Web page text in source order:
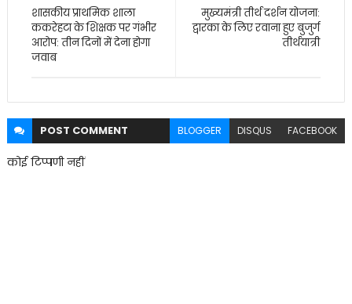
मुख्यमंत्री तीर्थ दर्शन योजना:
द्वारका के लिए रवाना हुए बुजुर्ग
तीर्थयात्री
शासकीय प्राथमिक शाला
ककरेहटा के शिक्षक पर गंभीर
आरोप: तीन दिनों में देना होगा
जवाब
POST COMMENT BLOGGER DISQUS FACEBOOK
कोई टिप्पणी नहीं